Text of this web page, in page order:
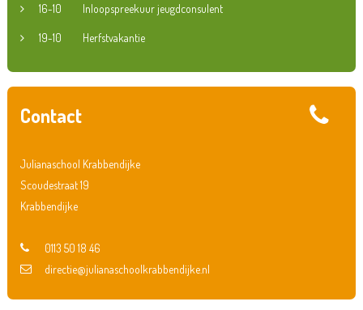
16-10 Inloopspreekuur jeugdconsulent
19-10 Herfstvakantie
Contact
Julianaschool Krabbendijke
Scoudestraat 19
Krabbendijke
0113 50 18 46
directie@julianaschoolkrabbendijke.nl